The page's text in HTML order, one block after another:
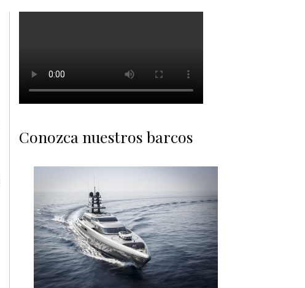
Conozca nuestros barcos